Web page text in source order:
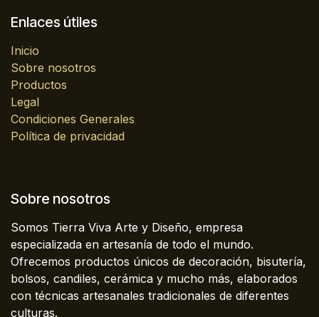
Enlaces útiles
Inicio
Sobre nosotros
Productos
Legal
Condiciones Generales
Política de privacidad
Sobre nosotros
Somos Tierra Viva Arte y Diseño, empresa
especializada en artesanía de todo el mundo.
Ofrecemos productos únicos de decoración, bisutería,
bolsos, candiles, cerámica y mucho más, elaborados
con técnicas artesanales tradicionales de diferentes
culturas.